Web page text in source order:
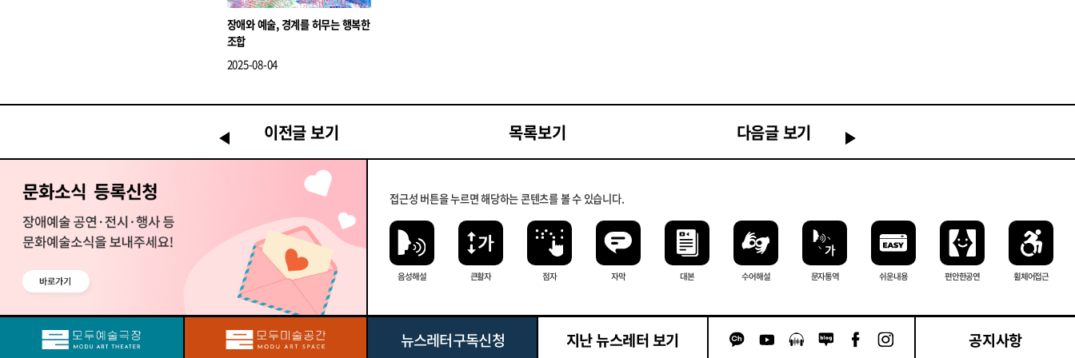
장애와 예술, 경계를 허무는 행복한
조합
2025-08-04
이전글 보기 목록보기 다음글 보기
접근성 버튼을 누르면 해당하는 콘텐츠를 볼 수 있습니다.
음성해설 큰 활자 점자 자막 대본 수어해설 문자 통역 쉬운내용 편안한 공연 휠체어 접근
뉴스레터 구독신청 지난 뉴스레터 보기 카카오톡 채널 이동
유튜브 이동
팟캐스트 이동
네이버블로그 이동
페이스북 이동
인스타그램 이동공지사항